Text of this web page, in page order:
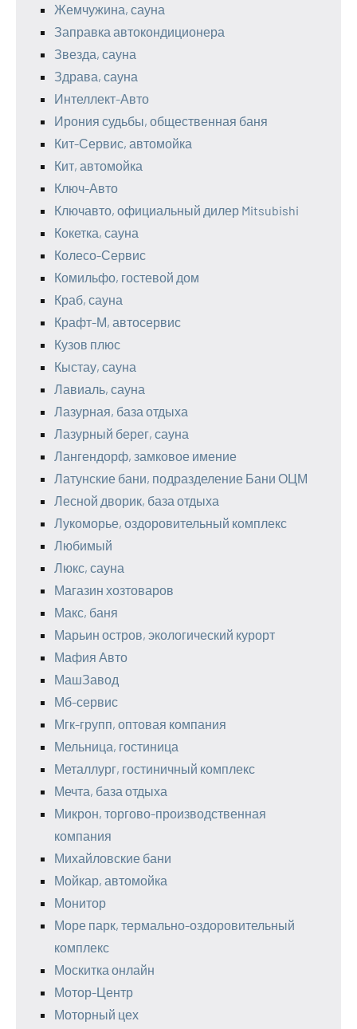
Жемчужина, сауна
Заправка автокондиционера
Звезда, сауна
Здрава, сауна
Интеллект-Авто
Ирония судьбы, общественная баня
Кит-Сервис, автомойка
Кит, автомойка
Ключ-Авто
Ключавто, официальный дилер Mitsubishi
Кокетка, сауна
Колесо-Сервис
Комильфо, гостевой дом
Краб, сауна
Крафт-М, автосервис
Кузов плюс
Кыстау, сауна
Лавиаль, сауна
Лазурная, база отдыха
Лазурный берег, сауна
Лангендорф, замковое имение
Латунские бани, подразделение Бани ОЦМ
Лесной дворик, база отдыха
Лукоморье, оздоровительный комплекс
Любимый
Люкс, сауна
Магазин хозтоваров
Макс, баня
Марьин остров, экологический курорт
Мафия Авто
МашЗавод
Мб-сервис
Мгк-групп, оптовая компания
Мельница, гостиница
Металлург, гостиничный комплекс
Мечта, база отдыха
Микрон, торгово-производственная
компания
Михайловские бани
Мойкар, автомойка
Монитор
Море парк, термально-оздоровительный
комплекс
Москитка онлайн
Мотор-Центр
Моторный цех